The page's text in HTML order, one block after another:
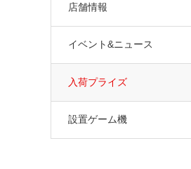
店舗情報
イベント&ニュース
入荷プライズ
設置ゲーム機